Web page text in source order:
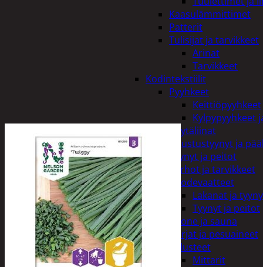
Kaasulämmittimet
Patterit
Tulisijat ja tarvikkeet
Arinat
Tarvikkeet
Kodintekstiilit
Pyyhkeet
Keittiöpyyhkeet
Kylpypyyhkeet
Pöytäliinat
Sisustustyynyt ja
Tyynyt ja peitot
Verhot ja tarvikkeet
Vuodevaatteet
Lakanat ja
Tyynyt ja peitot
Kylpyhuone ja sauna
Harjat ja pesuaineet
Kalusteet
Mittarit